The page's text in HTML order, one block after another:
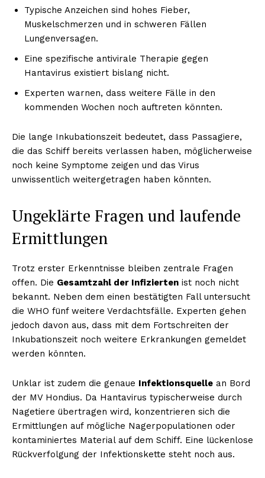
Typische Anzeichen sind hohes Fieber,
Muskelschmerzen und in schweren Fällen
Lungenversagen.
Eine spezifische antivirale Therapie gegen
Hantavirus existiert bislang nicht.
Experten warnen, dass weitere Fälle in den
kommenden Wochen noch auftreten könnten.
Die lange Inkubationszeit bedeutet, dass Passagiere,
die das Schiff bereits verlassen haben, möglicherweise
noch keine Symptome zeigen und das Virus
unwissentlich weitergetragen haben könnten.
Ungeklärte Fragen und laufende
Ermittlungen
Trotz erster Erkenntnisse bleiben zentrale Fragen
offen. Die Gesamtzahl der Infizierten ist noch nicht
bekannt. Neben dem einen bestätigten Fall untersucht
die WHO fünf weitere Verdachtsfälle. Experten gehen
jedoch davon aus, dass mit dem Fortschreiten der
Inkubationszeit noch weitere Erkrankungen gemeldet
werden könnten.
Unklar ist zudem die genaue Infektionsquelle an Bord
der MV Hondius. Da Hantavirus typischerweise durch
Nagetiere übertragen wird, konzentrieren sich die
Ermittlungen auf mögliche Nagerpopulationen oder
kontaminiertes Material auf dem Schiff. Eine lückenlose
Rückverfolgung der Infektionskette steht noch aus.